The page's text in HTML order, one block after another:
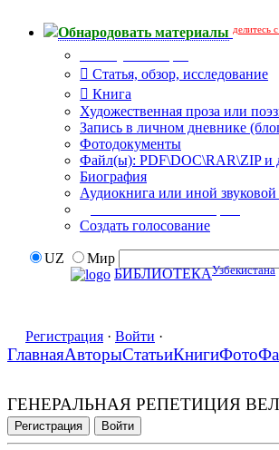
Обнародовать материалы делитесь
Статья, обзор, исследование
Книга
Художественная проза или
Запись в личном дневнике
Фотодокументы
Файл(ы): PDF\DOC\RAR\ZIP и
Биография
Аудиокнига или иной
Создать голосование
UZ
Мир
БИБЛИОТЕКАУзбекистана
Регистрация · Войти ·
ГлавнаяАвторыСтатьиКнигиФото
ГЕНЕРАЛЬНАЯ РЕПЕТИЦИЯ
Регистрация Войти